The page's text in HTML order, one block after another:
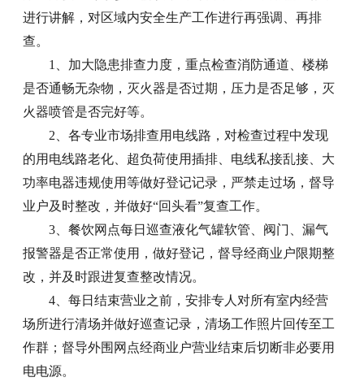
进行讲解，对区域内安全生产工作进行再强调、再排
查。
1、加大隐患排查力度，重点检查消防通道、楼梯
是否通畅无杂物，灭火器是否过期，压力是否足够，灭
火器喷管是否完好等。
2、各专业市场排查用电线路，对检查过程中发现
的用电线路老化、超负荷使用插排、电线私接乱接、大
功率电器违规使用等做好登记记录，严禁走过场，督导
业户及时整改，并做好“回头看”复查工作。
3、餐饮网点每日巡查液化气罐软管、阀门、漏气
报警器是否正常使用，做好登记，督导经商业户限期整
改，并及时跟进复查整改情况。
4、每日结束营业之前，安排专人对所有室内经营
场所进行清场并做好巡查记录，清场工作照片回传至工
作群；督导外围网点经商业户营业结束后切断非必要用
电电源。